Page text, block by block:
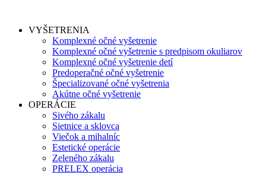
VYŠETRENIA
Komplexné očné vyšetrenie
Komplexné očné vyšetrenie s predpisom okuliarov
Komplexné očné vyšetrenie detí
Predoperačné očné vyšetrenie
Špecializované očné vyšetrenia
Akútne očné vyšetrenie
OPERÁCIE
Sivého zákalu
Sietnice a sklovca
Viečok a mihalníc
Estetické operácie
Zeleného zákalu
PRELEX operácia